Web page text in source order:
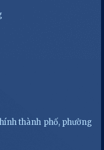
thành phố, phường